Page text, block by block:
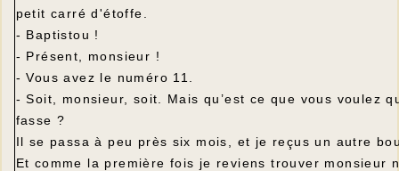
petit carré d'étoffe.
- Baptistou !
- Présent, monsieur !
- Vous avez le numéro 11.
- Soit, monsieur, soit. Mais qu’est ce que vous voulez
fasse ?
Il se passa à peu près six mois, et je reçus un autre
Et comme la première fois je reviens trouver monsieur